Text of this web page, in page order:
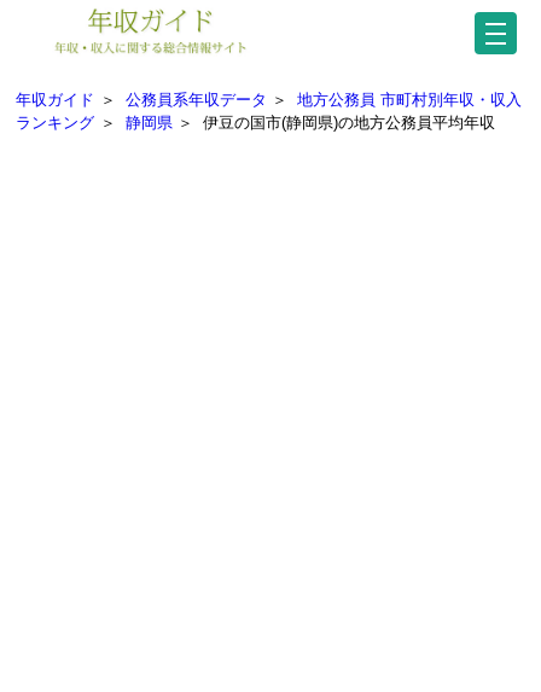
年収ガイド ＞ 公務員系年収データ ＞
地方公務員 市町村別年収・収入
ランキング ＞ 静岡県 ＞ 伊豆の国市(静岡県)の地方公務員平均年収